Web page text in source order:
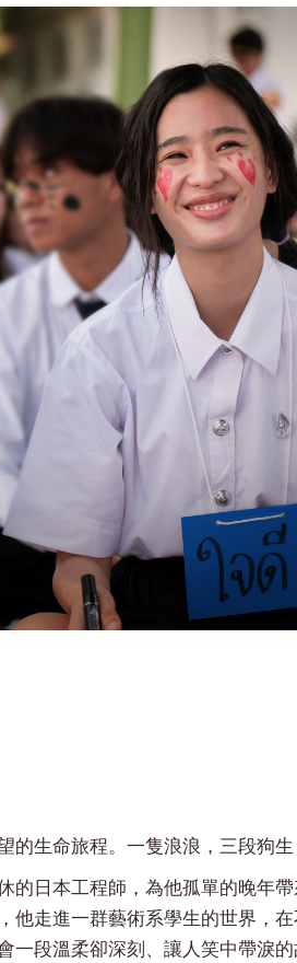
生命旅程。一隻浪浪，三段狗
日本工程師，為他孤單的晚年
走進一群藝術系學生的世界，
一段溫柔卻深刻、讓人笑中帶淚